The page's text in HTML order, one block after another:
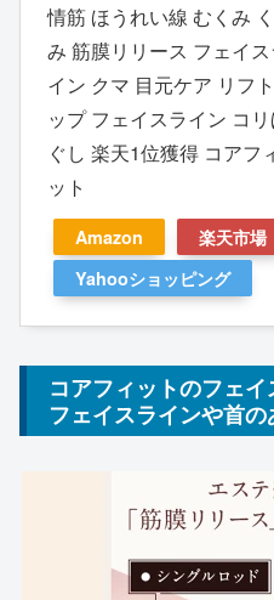
情筋 ほうれい線 むくみ
み 筋膜リリース フェイス
イン クマ 目元ケア リフ
ップ フェイスライン コリ
ぐし 楽天1位獲得 コアフ
ット
Amazon
楽天市場
Yahooショッピング
コアフィットのフェ
フェイスラインや首